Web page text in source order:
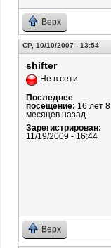
Верх
СР, 10/10/2007 - 13:54
shifter
Не в сети
Последнее
посещение: 16 лет 8
месяцев назад
Зарегистрирован:
11/19/2009 - 16:44
Верх